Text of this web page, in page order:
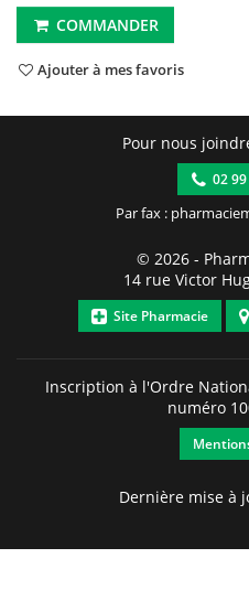
COMMANDER
Ajouter à mes favoris
Pour nous
02 99
Par fax :
© 2026 -
14 rue Victor
Site Pharmacie
Inscription à l'Ordre
numéro
Dernière mise à